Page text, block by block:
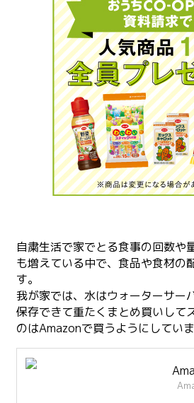
自粛生活で家でとる食事の回数や
も増えている中で、食品や食材の
す。
我が家では、水はウォーターサー
保存できて重たくまとめ買いして
のはAmazonで買うようにしていま